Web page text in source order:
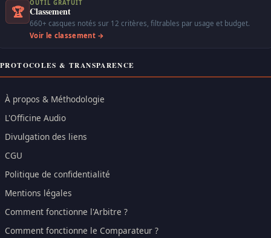
🏆
OUTIL GRATUIT
Classement
660+ casques notés sur 12 critères, filtrables par usage et budget.
Voir le classement →
PROTOCOLES & TRANSPARENCE
À propos & Méthodologie
L'Officine Audio
Divulgation des liens
CGU
Politique de confidentialité
Mentions légales
Comment fonctionne l'Arbitre ?
Comment fonctionne le Comparateur ?